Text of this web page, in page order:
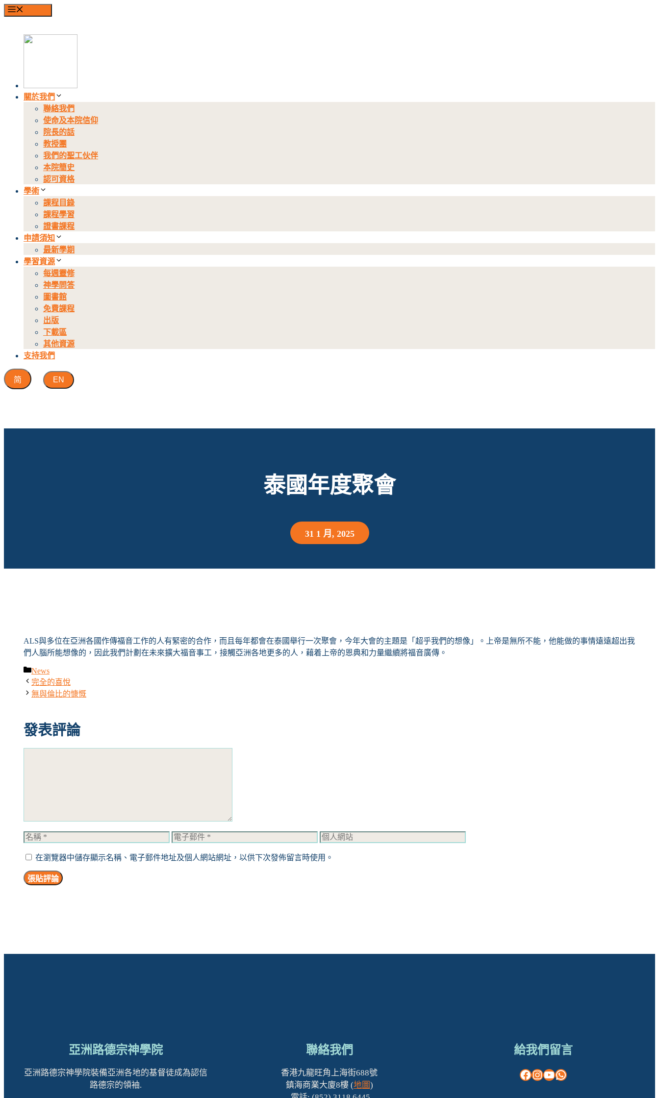
跳
關於我們
聯絡我們
使命及本院信仰
院長的話
教授團
我們的聖工伙伴
本院簡史
認可資格
學術
課程目錄
課程學習
證書課程
申請須知
最新學期
學習資源
每週靈修
神學問答
圖書館
免費課程
出版
下載區
其他資源
支持我們
简 EN
泰國年度聚會
31 1 月, 2025
ALS與多位在亞洲各國作傳福音工作的人有緊密的合作，而且每年都會在泰國舉行一次聚會，今年大會的主題是「超乎我們的想像」。上帝是無所不能，他能做的事情遠遠超出我
們人腦所能想像的，因此我們計劃在未來擴大福音事工，接觸亞洲各地更多的人，藉着上帝的恩典和力量繼續將福音廣傳。
分
類
News
完全的喜悅
無與倫比的慷慨
發表評論
名
電
郵
個
網
在瀏覽器中儲存顯示名稱、電子郵件地址及個人網站網址，以供下次發佈留言時使用。
亞洲路德宗神學院
亞洲路德宗神學院裝備亞洲各地的基督徒成為認信
路德宗的領袖.
聯絡我們
香港九龍旺角上海街688號
鎮海商業大廈8樓 (地圖)
給我們留言
Facebook
Instagram
YouTube
WhatsApp